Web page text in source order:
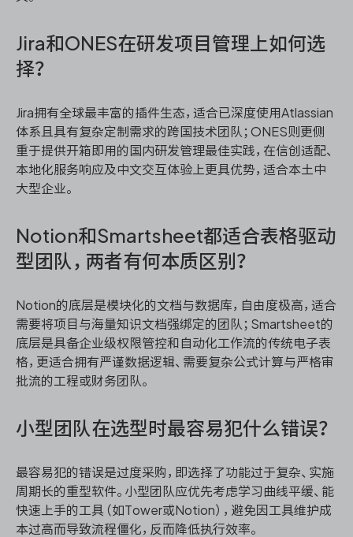
Jira和ONES在研发项目管理上如何选
择？
Jira拥有全球最丰富的插件生态，适合已深度使用Atlassian
体系且具有复杂定制需求的跨国技术团队；ONES则更侧
重于提供开箱即用的国内研发管理最佳实践，在信创适配、
本地化服务响应及中文交互体验上更具优势，适合本土中
大型企业。
Notion和Smartsheet都适合表格驱动
型团队，两者有何本质区别？
Notion的底层是模块化的文档与数据库，自由度极高，适合
需要将项目与海量知识文档强绑定的团队；Smartsheet的
底层是具备企业级权限管控和自动化工作流的传统电子表
格，更适合拥有严谨数据逻辑、需要复杂公式计算与严格审
批流的工程或财务团队。
小型团队在选型时最容易犯什么错误？
最容易犯的错误是过度采购，即选择了功能过于复杂、实施
周期长的重型软件。小型团队应优先考虑学习曲线平缓、能
快速上手的工具（如Tower或Notion），避免因工具维护成
本过高而导致流程僵化，反而降低执行效率。